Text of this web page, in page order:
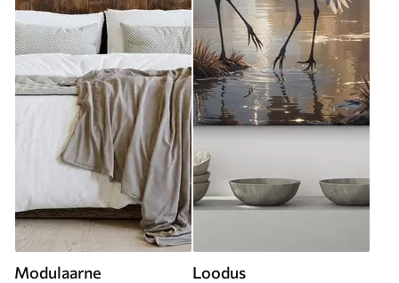
Modulaarne Loodus